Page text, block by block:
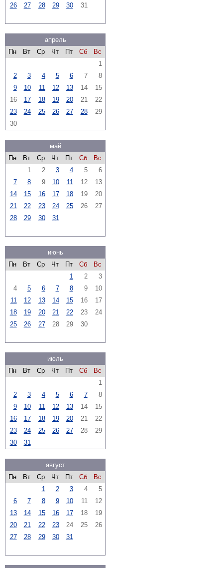
26
27 28 29 30 31
апрель
Пн
Вт Ср Чт Пт Сб
Вс
1
2
3 4 5 6 7
8
9
10 11 12 13 14
15
16
17 18 19 20 21
22
23
24 25 26 27 28
29
30
май
Пн
Вт Ср Чт Пт Сб
Вс
1
2 3 4 5
6
7
8 9 10 11 12
13
14
15 16 17 18 19
20
21
22 23 24 25 26
27
28
29 30 31
июнь
Пн
Вт Ср Чт Пт Сб
Вс
1
2
3
4
5 6 7 8 9
10
11
12 13 14 15 16
17
18
19 20 21 22 23
24
25
26 27 28 29 30
июль
Пн
Вт Ср Чт Пт Сб
Вс
1
2
3 4 5 6 7
8
9
10 11 12 13 14
15
16
17 18 19 20 21
22
23
24 25 26 27 28
29
30
31
август
Пн
Вт Ср Чт Пт Сб
Вс
1
2 3 4
5
6
7 8 9 10 11
12
13
14 15 16 17 18
19
20
21 22 23 24 25
26
27
28 29 30 31